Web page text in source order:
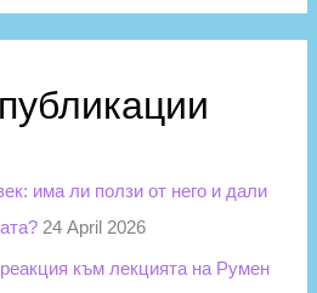
има ли ползи от него и дали
24 April 2026
към лекцията на Румен